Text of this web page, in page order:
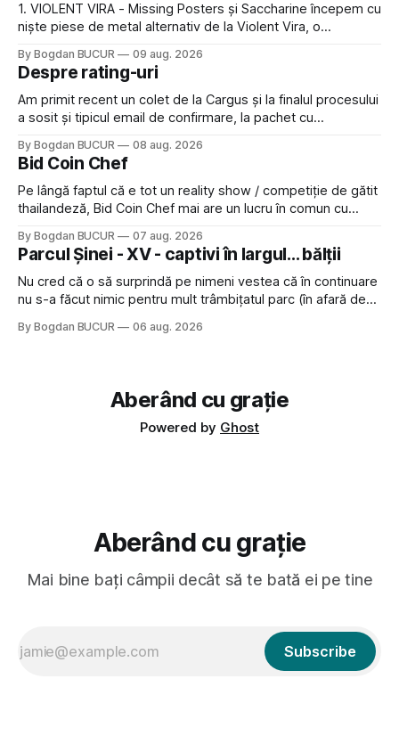
1. VIOLENT VIRA - Missing Posters și Saccharine începem cu
niște piese de metal alternativ de la Violent Vira, o
acest gen. E genul de muzică pe care îl ascultam cu plăcere
acum 15-20 de ani și mă bucur să văd
By Bogdan BUCUR 09 aug. 2026
Despre rating-uri
Am primit recent un colet de la Cargus și la finalul procesului
a sosit și tipicul email de confirmare, la pachet cu
feedback-ului și eram în toate bune, de data asta am dat
click să le las un rating. Un 5
By Bogdan BUCUR 08 aug. 2026
Bid Coin Chef
Pe lângă faptul că e tot un reality show / competiție de gătit
thailandeză, Bid Coin Chef mai are un lucru în comun cu
lăsat rece la prima vedere, după care m-a făcut să mă
îndrăgostesc de el. Nu mi-a plăcut faptul
By Bogdan BUCUR 07 aug. 2026
Parcul Șinei - XV - captivi în largul... bălții
Nu cred că o să surprindă pe nimeni vestea că în continuare
nu s-a făcut nimic pentru mult trâmbițatul parc (în afară de
timp pui și latră prin gard la lumea care trece prin zonă). Am
By Bogdan BUCUR 06 aug. 2026
Aberând cu grație
Powered by Ghost
Aberând cu grație
Mai bine bați câmpii decât să te bată ei pe tine
Subscribe